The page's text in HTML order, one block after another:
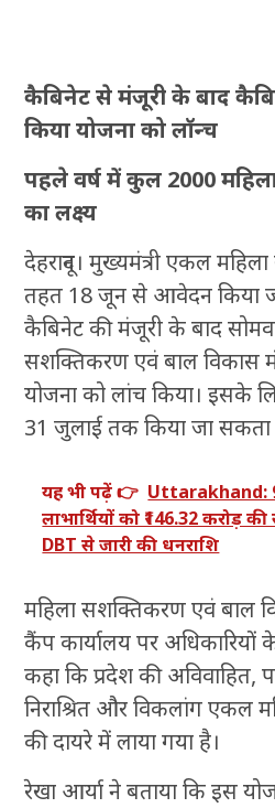
कैबिनेट से मंजूरी के बाद
किया योजना को लॉन्च
पहले वर्ष में कुल 2000
का लक्ष्य
देहरादून। मुख्यमंत्री एकल
तहत 18 जून से आवेदन किया
कैबिनेट की मंजूरी के बाद
सशक्तिकरण एवं बाल विकास
योजना को लांच किया। इसके
31 जुलाई तक किया जा सकता
यह भी पढ़ें 👉 Uttarakhand:
लाभार्थियों को ₹146.32 करोड़
DBT से जारी की धनराशि
महिला सशक्तिकरण एवं बाल
कैंप कार्यालय पर
कहा कि प्रदेश की अविवाहित,
निराश्रित और विकलांग एकल
की दायरे में लाया गया है।
रेखा आर्या ने बताया कि इस